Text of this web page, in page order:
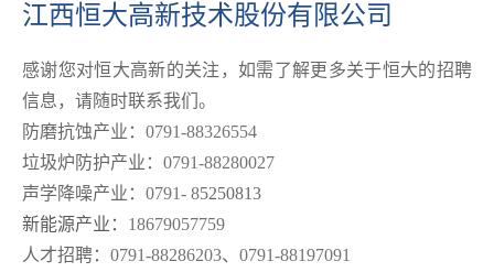
江西恒大高新技术股份有限公司
感谢您对恒大高新的关注，如需了解更多关于恒大的招聘
信息，请随时联系我们。
防磨抗蚀产业： 0791-88326554
垃圾炉防护产业： 0791-88280027
声学降噪产业： 0791- 85250813
新能源产业： 18679057759
人才招聘： 0791-88286203、 0791-88197091